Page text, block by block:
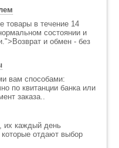
товары в течение 14
состоянии и
и обмен - без
вам способами:
по квитанции банка или
заказа..
их каждый день
которые отдают выбор